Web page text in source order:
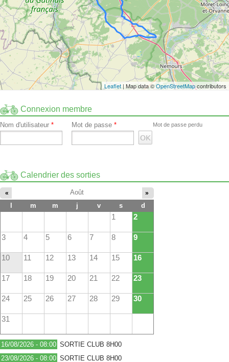
Leaflet | Map data ©OpenStreetMapcontributors
Connexion membre
Nom d'utilisateur * Mot de passe * Mot de passe perdu
Calendrier des sorties
Août
« »
m m j v s d
1 2
3 4 5 6 7 8 9
10 11 12 13 14 15 16
17 18 19 20 21 22 23
24 25 26 27 28 29 30
31
16/08/2026 - 08:00 SORTIE CLUB 8H00
23/08/2026 - 08:00 SORTIE CLUB 8H00